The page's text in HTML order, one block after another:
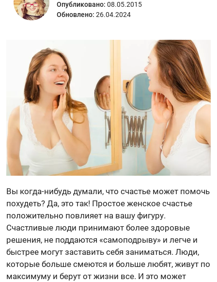
Опубликовано: 08.05.2015
Обновлено: 26.04.2024
Вы когда-нибудь думали, что счастье может помочь
похудеть? Да, это так! Простое женское счастье
положительно повлияет на вашу фигуру.
Счастливые люди принимают более здоровые
решения, не поддаются «самоподрыву» и легче и
быстрее могут заставить себя заниматься. Люди,
которые больше смеются и больше любят, живут по
максимуму и берут от жизни все. И это может